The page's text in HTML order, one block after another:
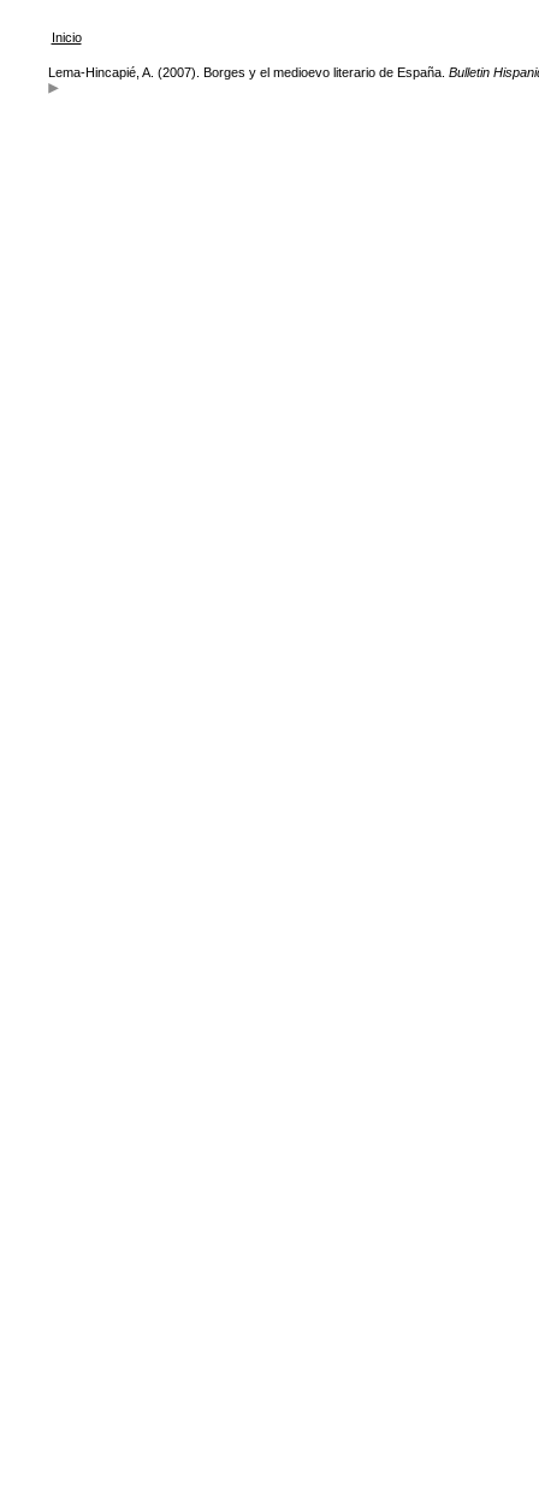
Inicio
Lema-Hincapié, A. (2007). Borges y el medioevo literario de España. Bulletin